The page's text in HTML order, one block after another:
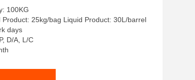
100KG
Product: 25kg/bag Liquid Product: 30L/barrel
days
D/A, L/C